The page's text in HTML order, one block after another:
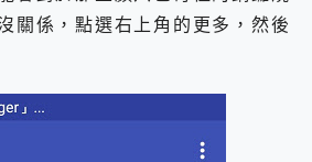
關係，點選右上角的更多，然後